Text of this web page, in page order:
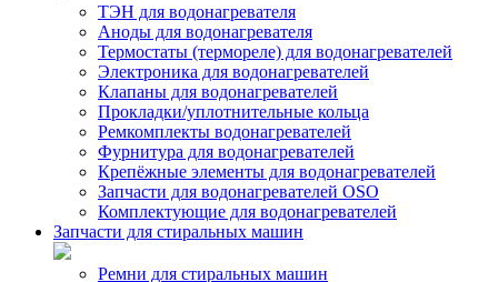
ТЭН для водонагревателя
Аноды для водонагревателя
Термостаты (термореле) для водонагревателей
Электроника для водонагревателей
Клапаны для водонагревателей
Прокладки/уплотнительные кольца
Ремкомплекты водонагревателей
Фурнитура для водонагревателей
Крепёжные элементы для водонагревателей
Запчасти для водонагревателей OSO
Комплектующие для водонагревателей
Запчасти для стиральных машин
Ремни для стиральных машин